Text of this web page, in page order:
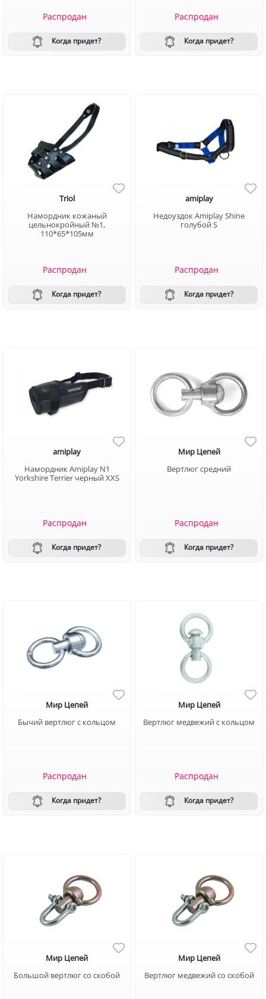
Распродан
Когда придет?
Распродан
Когда придет?
Triol
Намордник кожаный
цельнокройный №1,
110*65*105мм
Распродан
Когда придет?
amiplay
Недоуздок Amiplay Shine
голубой S
Распродан
Когда придет?
amiplay
Намордник Amiplay N1
Yorkshire Terrier черный XXS
Распродан
Когда придет?
Мир Цепей
Вертлюг средний
Распродан
Когда придет?
Мир Цепей
Бычий вертлюг с кольцом
Распродан
Когда придет?
Мир Цепей
Вертлюг медвежий с кольцом
Распродан
Когда придет?
Мир Цепей
Большой вертлюг со скобой
Мир Цепей
Вертлюг медвежий со скобой